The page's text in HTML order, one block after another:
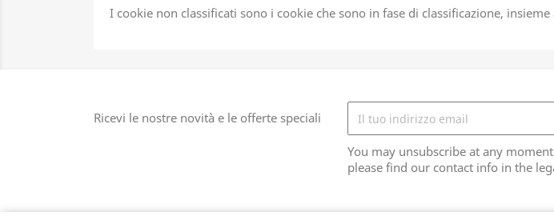
I cookie non classificati sono i cookie che sono in fase di classificazione,
Ricevi le nostre novità e le offerte speciali
You may unsubscribe at any
please find our contact info in the